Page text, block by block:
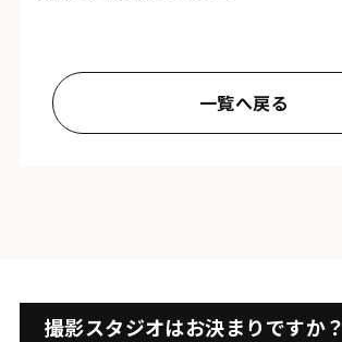
一覧へ戻る
撮影スタジオはお決まりですか？